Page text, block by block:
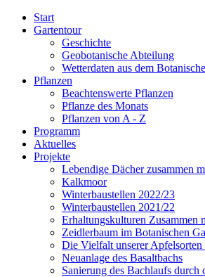
Start
Gartentour
Geschichte
Geobotanische Abteilung
Wetterdaten aus dem
Pflanzen
Beachtenswerte Pflanzen
Pflanze des Monats
Pflanzen von A - Z
Programm
Aktuelles
Projekte
Lebendige Dächer zusammen
Kalkmoor
Winterbaustellen 2022/23
Winterbaustellen 2021/22
Erhaltungskulturen Zusammen
Zeidlerbaum im Botanischen
Die Vielfalt unserer
Neuanlage des Basaltbachs
Sanierung des Bachlaufs durch